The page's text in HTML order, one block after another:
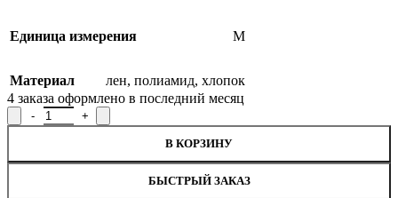
Единица измерения М
Материал лен, полиамид, хлопок
4 заказа оформлено в последний месяц
Количество товара Тесьма отделочная Р.60201, ширина 0,5 см
В КОРЗИНУ
БЫСТРЫЙ ЗАКАЗ